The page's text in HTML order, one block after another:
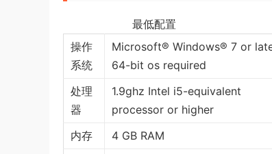
最低配置
操作
系统
Microsoft® Windows® 7 or
64-bit os required
处理
器
1.9ghz Intel i5-equivalent
processor or higher
内存
4 GB RAM